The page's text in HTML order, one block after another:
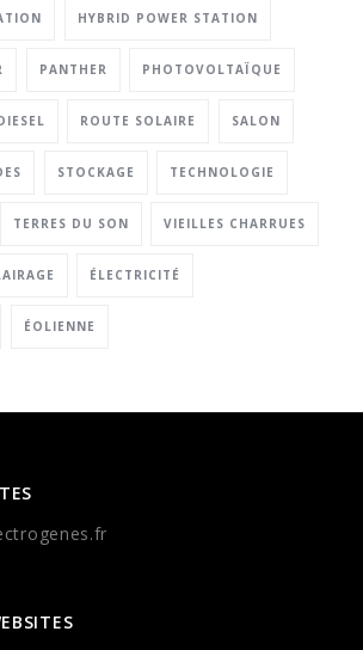
HYBRID POWER STATION
PANTHER PHOTOVOLTAÏQUE
ROUTE SOLAIRE SALON
STOCKAGE TECHNOLOGIE
TERRES DU SON VIEILLES CHARRUES
ÉLECTRICITÉ
ÉOLIENNE